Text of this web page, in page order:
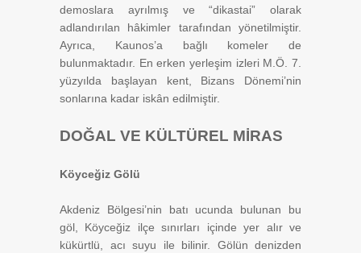
demoslara ayrılmış ve “dikastai” olarak
adlandırılan hâkimler tarafından yönetilmiştir.
Ayrıca, Kaunos’a bağlı komeler de
bulunmaktadır. En erken yerleşim izleri M.Ö. 7.
yüzyılda başlayan kent, Bizans Dönemi’nin
sonlarına kadar iskân edilmiştir.
DOĞAL VE KÜLTÜREL MİRAS
Köyceğiz Gölü
Akdeniz Bölgesi’nin batı ucunda bulunan bu
göl, Köyceğiz ilçe sınırları içinde yer alır ve
kükürtlü, acı suyu ile bilinir. Gölün denizden